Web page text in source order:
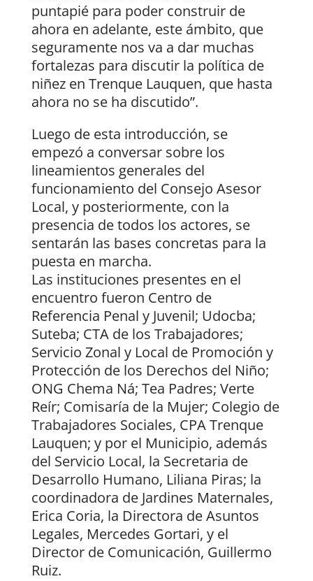
puntapié para poder construir de
ahora en adelante, este ámbito, que
seguramente nos va a dar muchas
fortalezas para discutir la política de
niñez en Trenque Lauquen, que hasta
ahora no se ha discutido”.
Luego de esta introducción, se
empezó a conversar sobre los
lineamientos generales del
funcionamiento del Consejo Asesor
Local, y posteriormente, con la
presencia de todos los actores, se
sentarán las bases concretas para la
puesta en marcha.
Las instituciones presentes en el
encuentro fueron Centro de
Referencia Penal y Juvenil; Udocba;
Suteba; CTA de los Trabajadores;
Servicio Zonal y Local de Promoción y
Protección de los Derechos del Niño;
ONG Chema Ná; Tea Padres; Verte
Reír; Comisaría de la Mujer; Colegio de
Trabajadores Sociales, CPA Trenque
Lauquen; y por el Municipio, además
del Servicio Local, la Secretaria de
Desarrollo Humano, Liliana Piras; la
coordinadora de Jardines Maternales,
Erica Coria, la Directora de Asuntos
Legales, Mercedes Gortari, y el
Director de Comunicación, Guillermo
Ruiz.